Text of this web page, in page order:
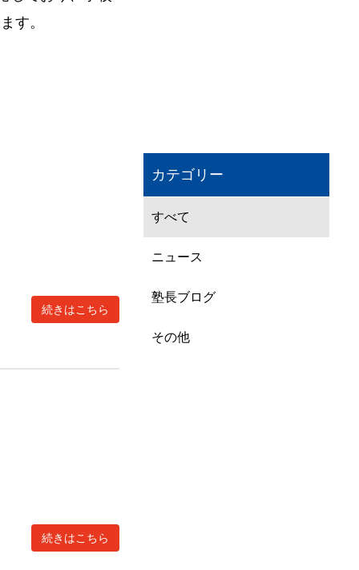
す。
続きはこちら
続きはこちら
カテゴリー
すべて
ニュース
塾長ブログ
その他